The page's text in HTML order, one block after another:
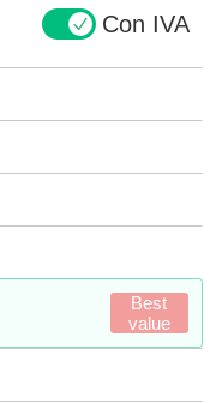
Con IVA
Best
value